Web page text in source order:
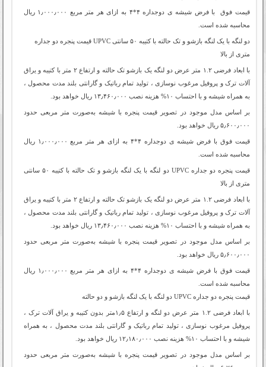
قیمت فوق با فرض شیشه ی دوجداره ۴*۴ به ازای هر متر مربع ۱٫۰۰۰٫۰۰۰ ریال
محاسبه شده است.
قیمت پنجره دو جداره‌ UPVC دو لنگه با یک لنگه بازشو و تک حالته با کتیبه ۵۰ سانتی
متری از بالا
با ابعاد فرضی ۱.۲ متر عرض دو لنگه یک بازشو تک حالته و ارتفاع ۲ ‌متر با کتیبه و یراق
آلات ترک و پروفیل مرغوب نوسازی ، تولید تمام رباتیک و گارانتی بلند مدت محصول ،
به همراه شیشه و با احتساب ۱۰% هزینه نصب ۱۳٫۴۶۰٫۰۰۰ ریال خواهد بود.
بر اساس مدل موجود در تصویر قیمت پنجره با شیشه به‌صورت متر مربعی حدود
۵٫۶۰۰٫۰۰۰ ریال خواهد بود.
قیمت فوق با فرض شیشه ی دوجداره ۴*۴ به ازای هر متر مربع ۱٫۰۰۰٫۰۰۰ ریال
محاسبه شده است.
قیمت پنجره دو جداره‌ UPVC دو لنگه با یک لنگه بازشو و تک حالته با کتیبه ۵۰ سانتی
متری از بالا
با ابعاد فرضی ۱.۲ متر عرض دو لنگه یک بازشو تک حالته و ارتفاع ۲ ‌متر با کتیبه و یراق
آلات ترک و پروفیل مرغوب نوسازی ، تولید تمام رباتیک و گارانتی بلند مدت محصول ،
به همراه شیشه و با احتساب ۱۰% هزینه نصب ۱۳٫۴۶۰٫۰۰۰ ریال خواهد بود.
بر اساس مدل موجود در تصویر قیمت پنجره با شیشه به‌صورت متر مربعی حدود
۵٫۶۰۰٫۰۰۰ ریال خواهد بود.
قیمت فوق با فرض شیشه ی دوجداره ۴*۴ به ازای هر متر مربع ۱٫۰۰۰٫۰۰۰ ریال
محاسبه شده است.
قیمت پنجره دو جداره‌ UPVC دو لنگه با یک لنگه بازشو و دو حالته
با ابعاد فرضی ۱.۲ متر عرض دو لنگه و ارتفاع ۱٫۵متر بدون کتیبه و یراق آلات ترک ،
پروفیل مرغوب نوسازی ، تولید تمام رباتیک و گارانتی بلند مدت محصول ، به همراه
شیشه و با احتساب ۱۰% هزینه نصب ۱۲٫۱۸۰٫۰۰۰ ریال خواهد بود.
بر اساس مدل موجود در تصویر قیمت پنجره با شیشه به‌صورت متر مربعی حدود